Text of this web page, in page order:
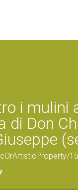
i mulini
di Don